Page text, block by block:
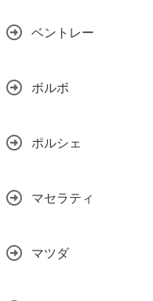
ベントレー
ボルボ
ポルシェ
マセラティ
マツダ